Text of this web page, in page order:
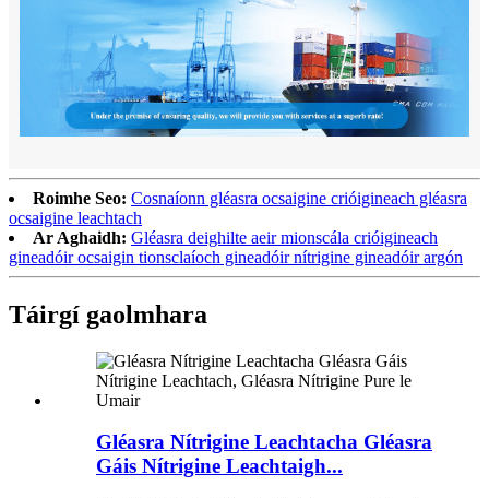
Roimhe Seo: Cosnaíonn gléasra ocsaigine crióigineach gléasra
ocsaigine leachtach
Ar Aghaidh: Gléasra deighilte aeir mionscála crióigineach
gineadóir ocsaigin tionsclaíoch gineadóir nítrigine gineadóir argón
Táirgí gaolmhara
Gléasra Nítrigine Leachtacha Gléasra
Gáis Nítrigine Leachtaigh...